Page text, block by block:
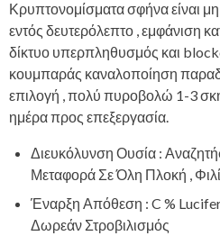
Κρυπτονομίσματα σφήνα είναι
εντός δευτερόλεπτο , εμφάνιση
δίκτυο υπερπληθυσμός και
κουμπαράς καναλοποίηση
επιλογή , πολύ πυροβολώ 1-3
ημέρα προς επεξεργασία.
Διευκόλυνση Ουσία :
Μεταφορά Σε Όλη Πλοκή ,
Έναρξη Απόθεση : C %
Δωρεάν Στροβιλισμός